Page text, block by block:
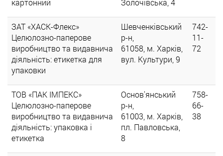
картонний
Золочівська, 4
ЗАТ «ХАСК-Флекс»
Целюлозно-паперове
виробництво та видавнича
діяльність: етикетка для
упаковки
Шевченківський
р-н,
61058, м. Харків,
вул. Культури, 9
742-
11-
72
ТОВ «ПАК ІМПЕКС»
Целюлозно-паперове
виробництво та видавнича
діяльність: упаковка і
етикетка
Основ'янський
р-н,
61003, м. Харків,
пл. Павловська,
8
758-
66-
38